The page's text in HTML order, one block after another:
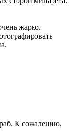
жарко.
К сожалению,